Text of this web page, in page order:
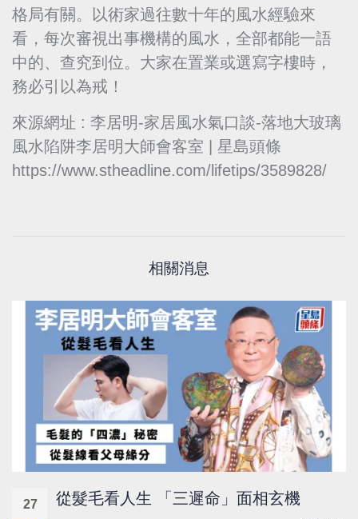
格局有關。以術家過往數十年的風水經驗來
看，每次審視出事機構的風水，全部都能一語
中的、查究到位。大家在置業或選寫字樓時，
務必引以為戒！
來源網址 : 李居明-家居風水氣口談-落地大玻璃
風水陷阱李居明大師會客室 | 星島頭條
https://www.stheadline.com/lifetips/3589828/
相關消息
27 從髮毛看人生 「三遲命」面相玄機